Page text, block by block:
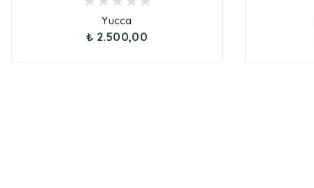
Yucca
₺ 2.500,00